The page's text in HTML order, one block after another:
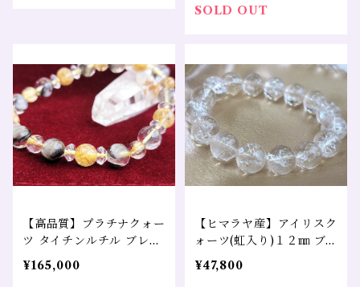
SOLD OUT
【高品質】プラチナクォー
ツ タイチンルチル ブレス
レット売り 金運 仕事運 恋
愛運 財運 幸福招来
¥165,000
【ヒマラヤ産】アイリスク
ォーツ(虹入り)１２㎜ ブ
レス売り 幸運 変化 浄化
クレンジング 全体運
¥47,800